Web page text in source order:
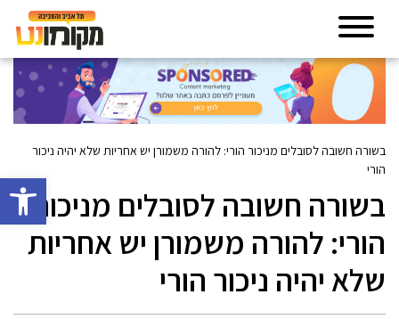
פתח
בשורה חשובה לסובלים מניכור הורי: להורה משמורן יש אחריות שלא יהיה ניכור
הורי
בשורה חשובה לסובלים מניכור
הורי: להורה משמורן יש אחריות
שלא יהיה ניכור הורי